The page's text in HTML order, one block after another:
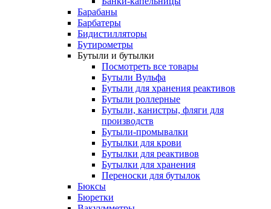
Барабаны
Барбатеры
Бидистилляторы
Бутирометры
Бутыли и бутылки
Посмотреть все товары
Бутыли Вульфа
Бутыли для хранения реактивов
Бутыли роллерные
Бутыли, канистры, фляги для
производств
Бутыли-промывалки
Бутылки для крови
Бутылки для реактивов
Бутылки для хранения
Переноски для бутылок
Бюксы
Бюретки